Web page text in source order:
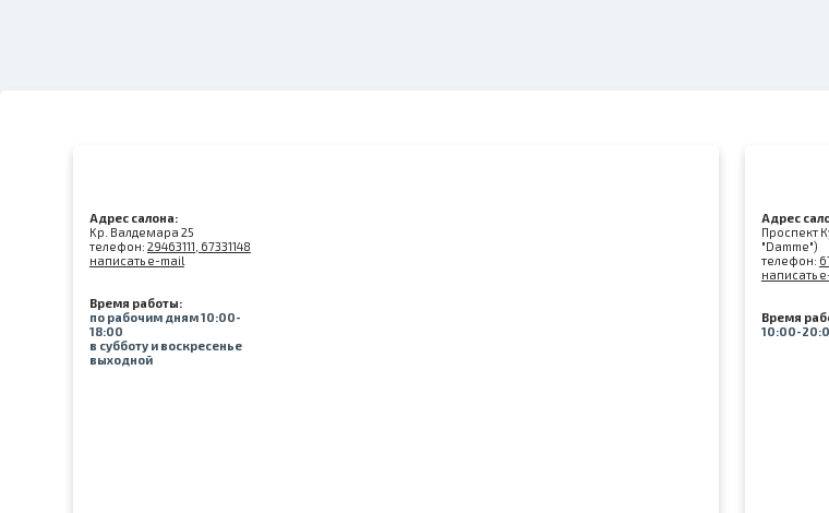
Адрес салона:
Kр. Валдемара 25
телефон: 29463111, 67331148
написать e-mail
Время работы:
по рабочим дням 10:00-
18:00
в субботу и воскресенье
выходной
Адрес
Проспект
"Damme")
телефон:
написать
Время
10:00-